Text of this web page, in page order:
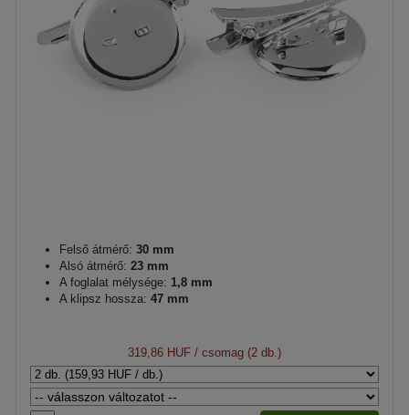
Felső átmérő: 30 mm
Alsó átmérő: 23 mm
A foglalat mélysége: 1,8 mm
A klipsz hossza: 47 mm
319,86 HUF / csomag (2 db.)